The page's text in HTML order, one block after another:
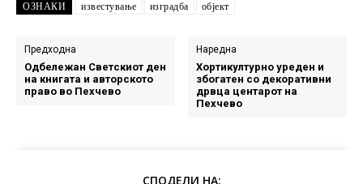
ОЗНАКИ известување изградба објект
Предходна
Одбележан Светскиот ден
на книгата и авторското
право во Пехчево
Наредна
Хортикултурно уреден и
збогатен со декоративни
дрвца центарот на
Пехчево
СПОДЕЛИ НА: